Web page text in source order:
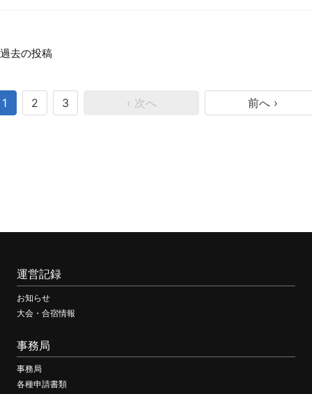
投
稿
ナ
ン
過去の投稿
‹ 次へ 前へ ›
1 2 3
運営記録
お知らせ
大会・合宿情報
事務局
事務局
各種申請書類